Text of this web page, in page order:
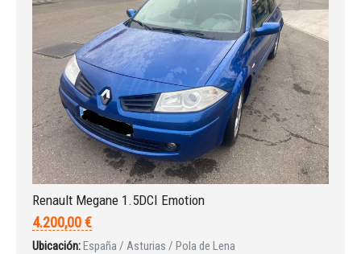
Iniciar sesión
INICIAR SESIÓN
¿Ha olvidado la contraseña?
Renault Megane 1.5DCI Emotion
4.200,00 €
Ubicación:España / Asturias / Pola de Lena